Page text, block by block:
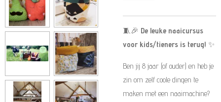
🧵🎉 De leuke naaicursus
voor kids/tieners is terug! ✨
Ben jij 8 jaar (of ouder) en heb je
zin om zelf coole dingen te
maken met een naaimachine?